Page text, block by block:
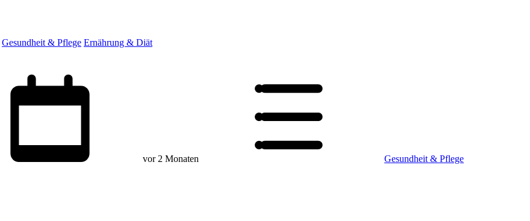
Gesundheit & Pflege Ernährung & Diät
vor 2 Monaten Gesundheit & Pflege